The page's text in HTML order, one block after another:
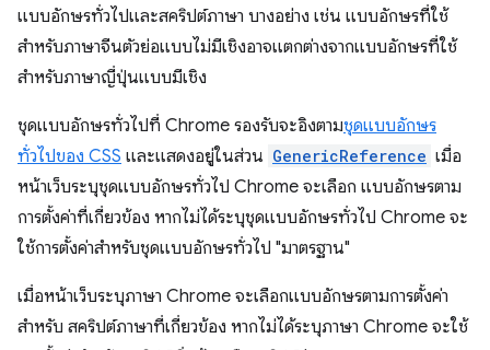
แบบอักษรทั่วไปและสคริปต์ภาษา บางอย่าง เช่น แบบอักษรที่ใช้
สำหรับภาษาจีนตัวย่อแบบไม่มีเชิงอาจแตกต่างจากแบบอักษรที่ใช้
สำหรับภาษาญี่ปุ่นแบบมีเชิง
ชุดแบบอักษรทั่วไปที่ Chrome รองรับจะอิงตามชุดแบบอักษร
ทั่วไปของ CSS และแสดงอยู่ในส่วน GenericReference เมื่อ
หน้าเว็บระบุชุดแบบอักษรทั่วไป Chrome จะเลือก แบบอักษรตาม
การตั้งค่าที่เกี่ยวข้อง หากไม่ได้ระบุชุดแบบอักษรทั่วไป Chrome จะ
ใช้การตั้งค่าสำหรับชุดแบบอักษรทั่วไป "มาตรฐาน"
เมื่อหน้าเว็บระบุภาษา Chrome จะเลือกแบบอักษรตามการตั้งค่า
สำหรับ สคริปต์ภาษาที่เกี่ยวข้อง หากไม่ได้ระบุภาษา Chrome จะใช้